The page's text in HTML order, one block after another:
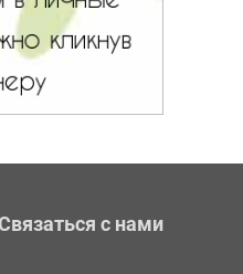
с нами